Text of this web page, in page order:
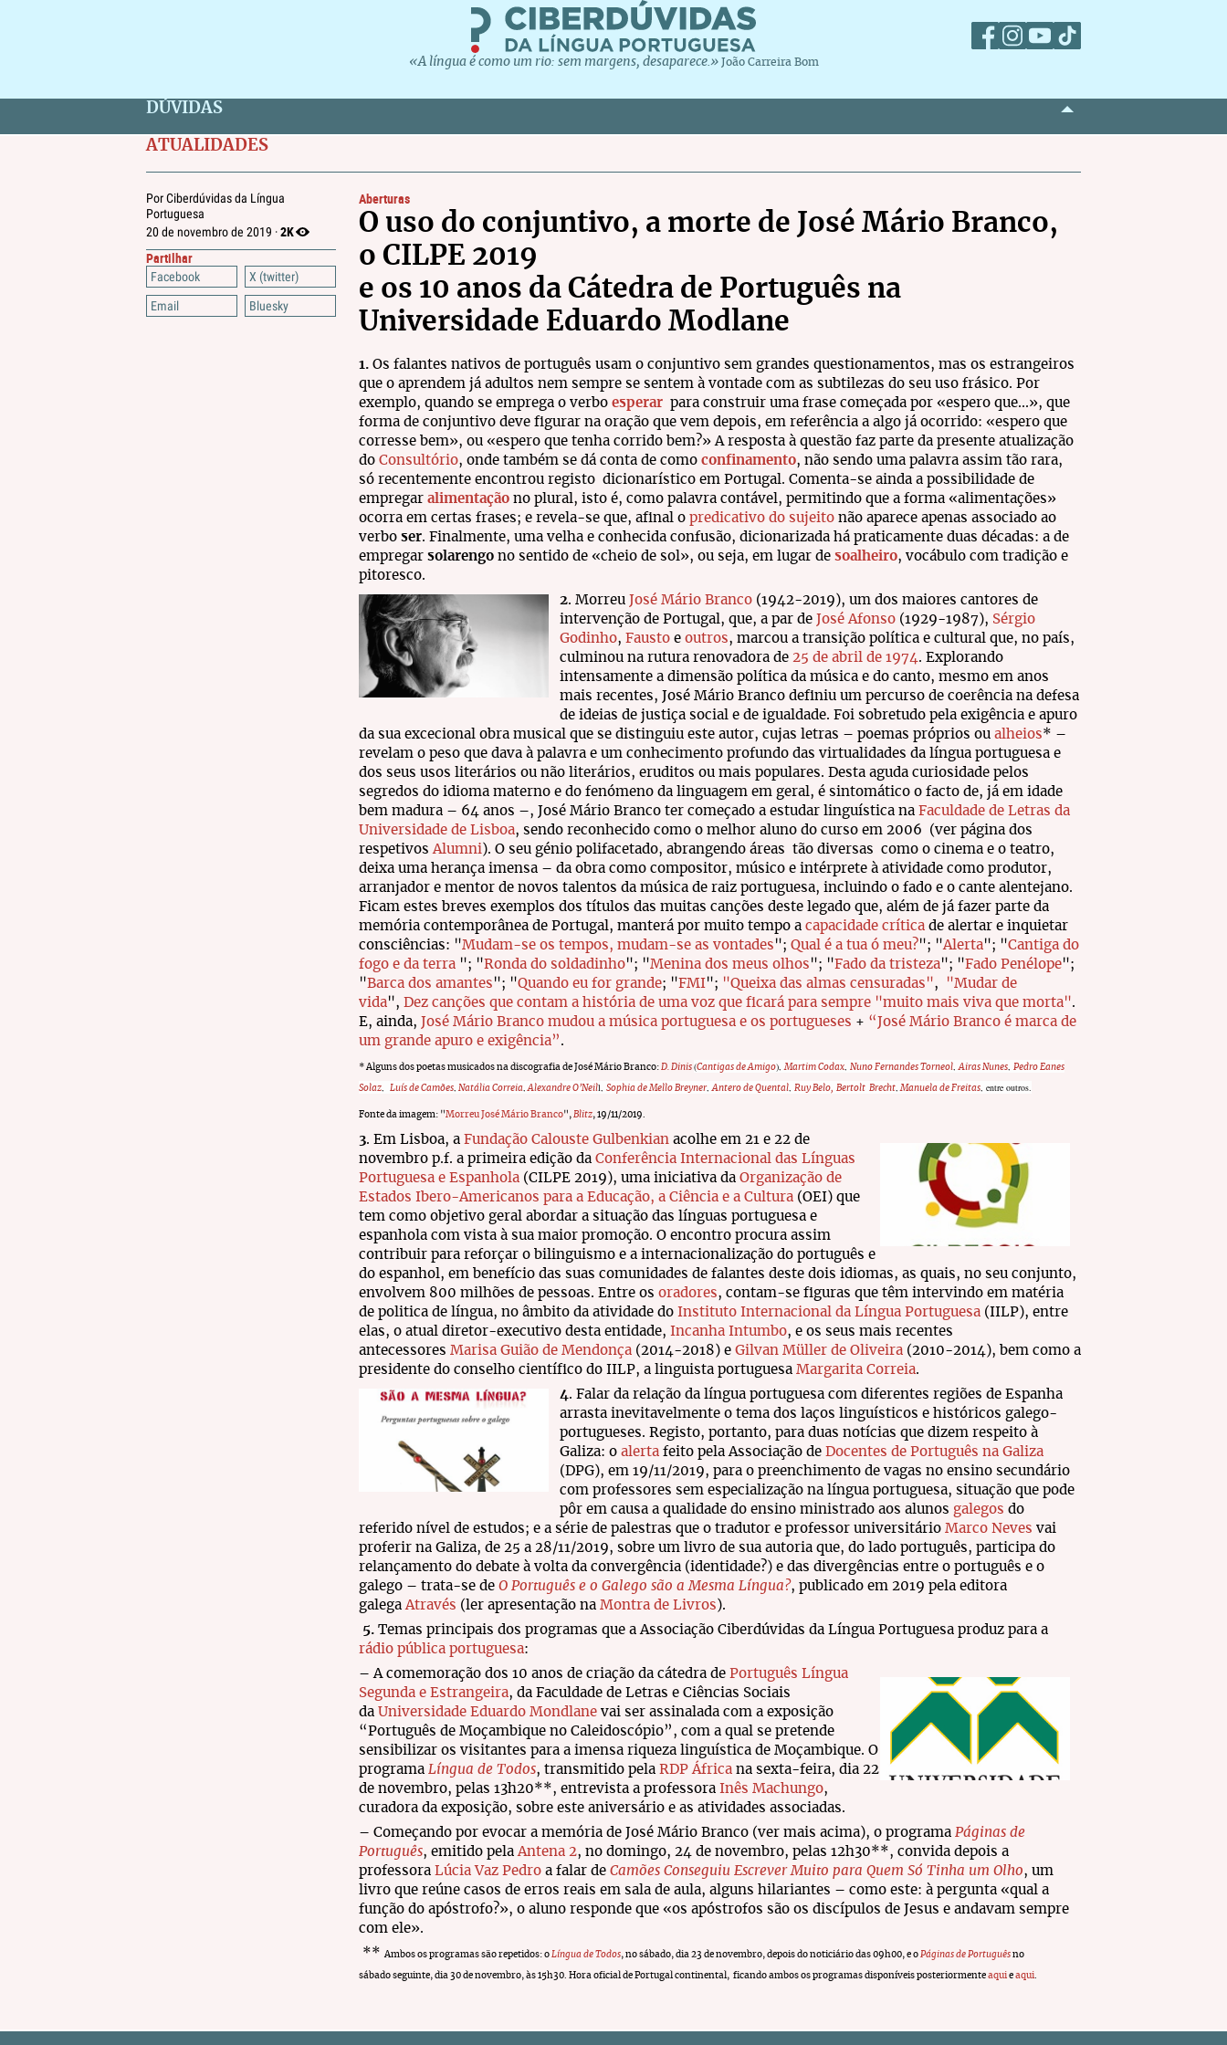
«A língua é como um rio: sem margens, desaparece.» João Carreira Bom
DÚVIDAS
ATUALIDADES
Por Ciberdúvidas da Língua
Portuguesa
20 de novembro de 2019 ·2K
Partilhar
Facebook
X (twitter)
Email
Bluesky
Aberturas
O uso do conjuntivo, a morte de José Mário Branco,
o CILPE 2019
e os 10 anos da Cátedra de Português na
Universidade Eduardo Modlane
1. Os falantes nativos de português usam o conjuntivo sem grandes questionamentos, mas os estrangeiros
que o aprendem já adultos nem sempre se sentem à vontade com as subtilezas do seu uso frásico. Por
exemplo, quando se emprega o verbo esperar para construir uma frase começada por «espero que...», que
forma de conjuntivo deve figurar na oração que vem depois, em referência a algo já ocorrido: «espero que
corresse bem», ou «espero que tenha corrido bem?» A resposta à questão faz parte da presente atualização
do Consultório, onde também se dá conta de como confinamento, não sendo uma palavra assim tão rara,
só recentemente encontrou registo dicionarístico em Portugal. Comenta-se ainda a possibilidade de
empregar alimentação no plural, isto é, como palavra contável, permitindo que a forma «alimentações»
ocorra em certas frases; e revela-se que, afinal o predicativo do sujeito não aparece apenas associado ao
verbo ser. Finalmente, uma velha e conhecida confusão, dicionarizada há praticamente duas décadas: a de
empregar solarengo no sentido de «cheio de sol», ou seja, em lugar de soalheiro, vocábulo com tradição e
pitoresco.
2. Morreu José Mário Branco (1942-2019), um dos maiores cantores de
intervenção de Portugal, que, a par de José Afonso (1929-1987), Sérgio
Godinho, Fausto e outros, marcou a transição política e cultural que, no país,
culminou na rutura renovadora de 25 de abril de 1974. Explorando
intensamente a dimensão política da música e do canto, mesmo em anos
mais recentes, José Mário Branco definiu um percurso de coerência na defesa
de ideias de justiça social e de igualdade. Foi sobretudo pela exigência e apuro
da sua excecional obra musical que se distinguiu este autor, cujas letras – poemas próprios ou alheios* –
revelam o peso que dava à palavra e um conhecimento profundo das virtualidades da língua portuguesa e
dos seus usos literários ou não literários, eruditos ou mais populares. Desta aguda curiosidade pelos
segredos do idioma materno e do fenómeno da linguagem em geral, é sintomático o facto de, já em idade
bem madura – 64 anos –, José Mário Branco ter começado a estudar linguística na Faculdade de Letras da
Universidade de Lisboa, sendo reconhecido como o melhor aluno do curso em 2006 (ver página dos
respetivosAlumni). O seu génio polifacetado, abrangendo áreas tão diversas como o cinema e o teatro,
deixa uma herança imensa – da obra como compositor, músico e intérprete à atividade como produtor,
arranjador e mentor de novos talentos da música de raiz portuguesa, incluindo o fado e o cante alentejano.
Ficam estes breves exemplos dos títulos das muitas canções deste legado que, além de já fazer parte da
memória contemporânea de Portugal, manterá por muito tempo a capacidade crítica de alertar e inquietar
consciências: "Mudam-se os tempos, mudam-se as vontades "; Qual é a tua ó meu?"; "Alerta"; "Cantiga do
fogo e da terra "; "Ronda do soldadinho"; "Menina dos meus olhos "; "Fado da tristeza"; "Fado Penélope";
"Barca dos amantes "; "Quando eu for grande; "FMI"; "Queixa das almas censuradas",
"Mudar de
vida", Dez canções que contam a história de uma voz que ficará para sempre "muito mais viva que morta".
E, ainda, José Mário Branco mudou a música portuguesa e os portugueses + “José Mário Branco é marca de
um grande apuro e exigência” .
* Alguns dos poetas musicados na discografia de José Mário Branco: D. Dinis (Cantigas de Amigo),Martim Codax, Nuno Fernandes Torneol,Airas Nunes, Pedro Eanes
Solaz, Luís de Camões, Natália Correia, Alexandre O’Neill, Sophia de Mello Breyner,Antero de Quental, Ruy Belo, Bertolt Brecht, Manuela de Freitas, entre outros.
Fonte da imagem: "Morreu José Mário Branco", Blitz, 19/11/2019.
3. Em Lisboa, a Fundação Calouste Gulbenkian acolhe em 21 e 22 de
novembro p.f. a primeira edição da Conferência Internacional das Línguas
Portuguesa e Espanhola (CILPE 2019), uma iniciativa da Organização de
Estados Ibero-Americanos para a Educação, a Ciência e a Cultura (OEI) que
tem como objetivo geral abordar a situação das línguas portuguesa e
espanhola com vista à sua maior promoção. O encontro procura assim
contribuir para reforçar o bilinguismo e a internacionalização do português e
do espanhol, em benefício das suas comunidades de falantes deste dois idiomas, as quais, no seu conjunto,
envolvem 800 milhões de pessoas. Entre os oradores, contam-se figuras que têm intervindo em matéria
de politica de língua, no âmbito da atividade do Instituto Internacional da Língua Portuguesa (IILP), entre
elas, o atual diretor-executivo desta entidade, Incanha Intumbo, e os seus mais recentes
antecessores Marisa Guião de Mendonça (2014-2018) e Gilvan Müller de Oliveira (2010-2014), bem como a
presidente do conselho científico do IILP, a linguista portuguesa Margarita Correia.
4. Falar da relação da língua portuguesa com diferentes regiões de Espanha
arrasta inevitavelmente o tema dos laços linguísticos e históricos galego-
portugueses. Registo, portanto, para duas notícias que dizem respeito à
Galiza: o alerta feito pela Associação de Docentes de Português na Galiza
(DPG), em 19/11/2019, para o preenchimento de vagas no ensino secundário
com professores sem especialização na língua portuguesa, situação que pode
pôr em causa a qualidade do ensino ministrado aos alunos galegos do
referido nível de estudos; e a série de palestras que o tradutor e professor universitário Marco Neves vai
proferir na Galiza, de 25 a 28/11/2019, sobre um livro de sua autoria que, do lado português, participa do
relançamento do debate à volta da convergência (identidade?) e das divergências entre o português e o
galego – trata-se de O Português e o Galego são a Mesma Língua?, publicado em 2019 pela editora
galegaAtravés (ler apresentação na Montra de Livros ).
5. Temas principais dos programas que a Associação Ciberdúvidas da Língua Portuguesa produz para a
rádio pública portuguesa:
– A comemoração dos 10 anos de criação da cátedra de Português Língua
Segunda e Estrangeira, da Faculdade de Letras e Ciências Sociais
da Universidade Eduardo Mondlane vai ser assinalada com a exposição
“Português de Moçambique no Caleidoscópio”, com a qual se pretende
sensibilizar os visitantes para a imensa riqueza linguística de Moçambique. O
programa Língua de Todos, transmitido pela RDP África na sexta-feira, dia 22
de novembro, pelas 13h20**, entrevista a professora Inês Machungo,
curadora da exposição, sobre este aniversário e as atividades associadas.
– Começando por evocar a memória de José Mário Branco (ver mais acima), o programa Páginas de
Português, emitido pelaAntena 2, no domingo, 24 de novembro, pelas 12h30**, convida depois a
professora Lúcia Vaz Pedro a falar de Camões Conseguiu Escrever Muito para Quem Só Tinha um Olho, um
livro que reúne casos de erros reais em sala de aula, alguns hilariantes – como este: à pergunta «qual a
função do apóstrofo?», o aluno responde que «os apóstrofos são os discípulos de Jesus e andavam sempre
com ele».
**Ambos os programas são repetidos: o Língua de Todos, no sábado, dia 23 de novembro, depois do noticiário das 09h00, e o Páginas de Português no
sábado seguinte, dia 30 de novembro, às 15h30. Hora oficial de Portugal continental, ficando ambos os programas disponíveis posteriormente aqui e aqui.